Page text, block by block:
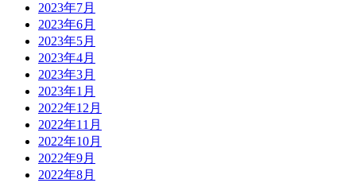
2023年7月
2023年6月
2023年5月
2023年4月
2023年3月
2023年1月
2022年12月
2022年11月
2022年10月
2022年9月
2022年8月